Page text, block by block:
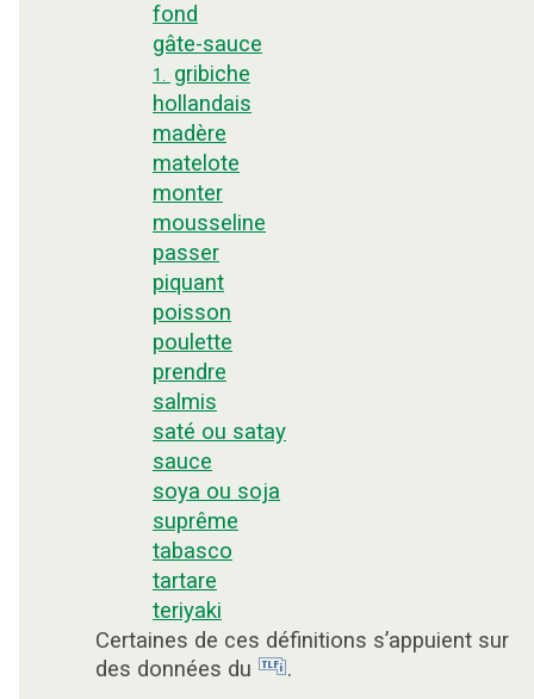
fond
gâte-sauce
1. gribiche
hollandais
madère
matelote
monter
mousseline
passer
piquant
poisson
poulette
prendre
salmis
saté ou satay
sauce
soya ou soja
suprême
tabasco
tartare
teriyaki
Certaines de ces définitions s’appuient sur
des données du
.